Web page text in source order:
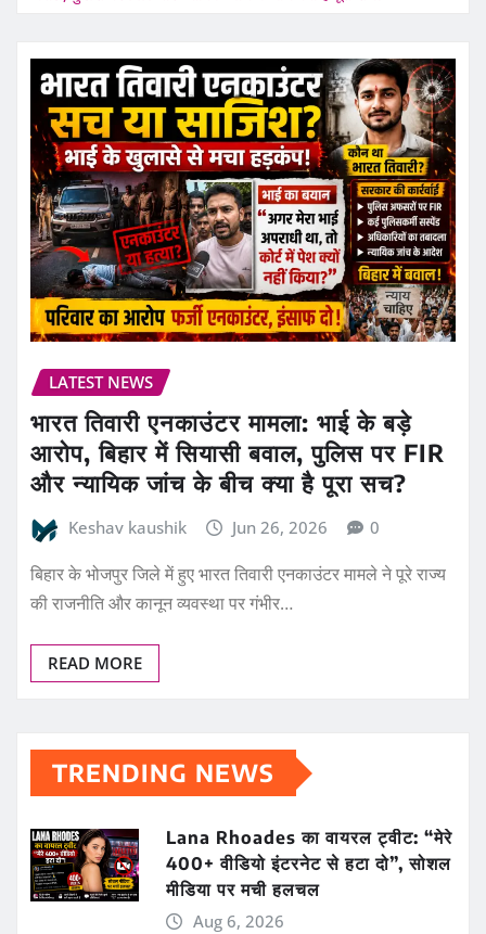
LATEST NEWS
भारत तिवारी एनकाउंटर मामला: भाई के बड़े
आरोप, बिहार में सियासी बवाल, पुलिस पर FIR
और न्यायिक जांच के बीच क्या है पूरा सच?
Keshav kaushik Jun 26, 2026 0
बिहार के भोजपुर जिले में हुए भारत तिवारी एनकाउंटर मामले ने पूरे राज्य
की राजनीति और कानून व्यवस्था पर गंभीर…
READ MORE
TRENDING NEWS
Lana Rhoades का वायरल ट्वीट: “मेरे
400+ वीडियो इंटरनेट से हटा दो”, सोशल
मीडिया पर मची हलचल
Aug 6, 2026